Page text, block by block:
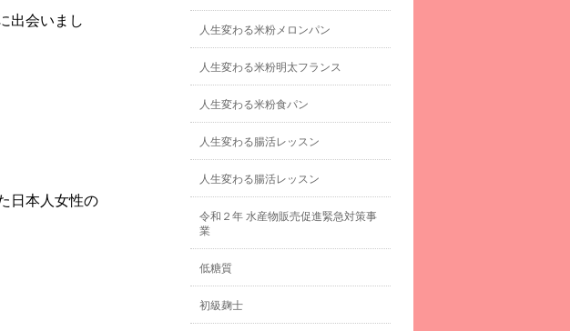
出会いまし
日本人女性の
人生変わる米粉メロンパン
人生変わる米粉明太フランス
人生変わる米粉食パン
人生変わる腸活レッスン
人生変わる腸活レッスン
令和２年 水産物販売促進緊急対策事
業
低糖質
初級麹士